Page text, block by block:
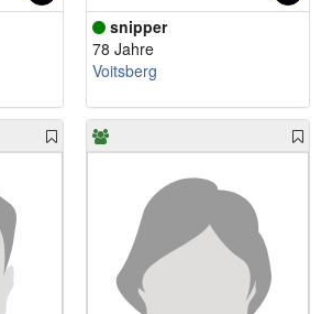
snipper
78 Jahre
Voitsberg